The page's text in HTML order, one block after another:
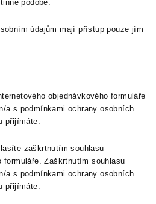
podobě.
údajům mají přístup pouze jím
objednávkového formuláře
a s podmínkami ochrany osobních
přijímáte.
zaškrtnutím souhlasu
formuláře. Zaškrtnutím souhlasu
a s podmínkami ochrany osobních
přijímáte.